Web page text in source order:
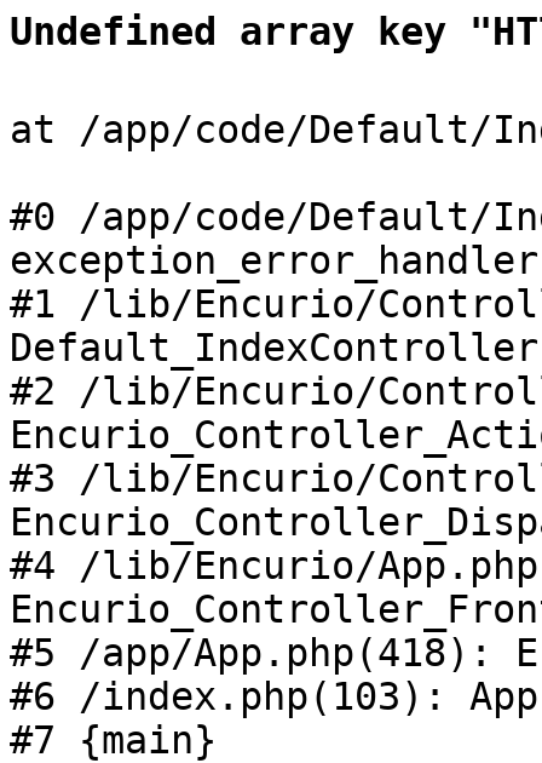
Undefined array key
at /app/code/Default/
#0 /app/code/Default/
#1 /lib/Encurio/
#2 /lib/Encurio/
#3 /lib/Encurio/
#4 /lib/Encurio/
#5 /app/App.php(418):
#6 /index.php(103):
#7 {main}